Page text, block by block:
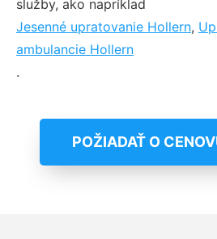
služby, ako napríklad
Jesenné upratovanie Hollern,
ambulancie Hollern
.
POŽIADAŤ O